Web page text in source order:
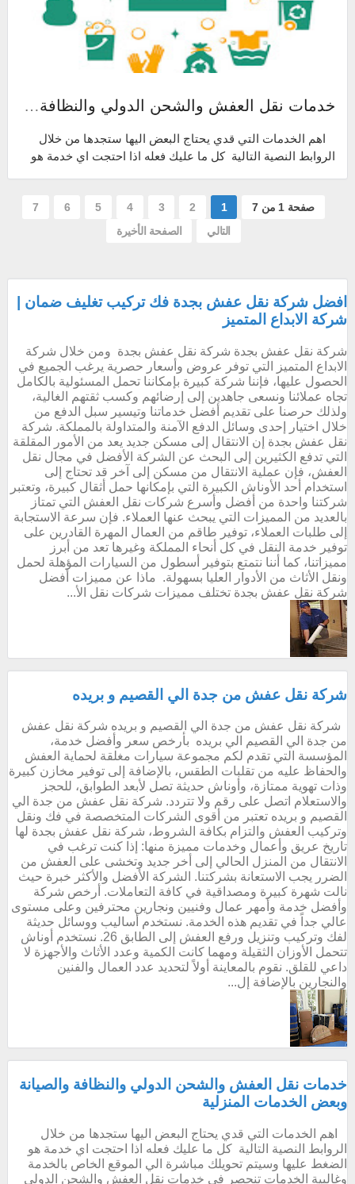
خدمات نقل العفش والشحن الدولي والنظافة والصيانة وبعض الخدمات المنزلية
اهم الخدمات التي قدي يحتاج البعض اليها ستجدها من خلال
الروابط النصية التالية كل ما عليك فعله اذا احتجت اي خدمة هو
صفحة 1 من 7 1
2
3
4
5
6
7
التالي
الصفحة الأخيرة
افضل شركة نقل عفش بجدة فك تركيب تغليف ضمان |
شركة الابداع المتميز
شركة نقل عفش بجدة شركة نقل عفش بجدة ومن خلال شركة
الابداع المتميز التي توفر عروض وأسعار حصرية يرغب الجميع في
الحصول عليها، فإننا شركة كبيرة بإمكاننا تحمل المسئولية بالكامل
تجاه عملائنا ونسعى جاهدين إلى إرضائهم وكسب ثقتهم الغالية،
ولذلك حرصنا على تقديم أفضل خدماتنا وتيسير سبل الدفع من
خلال اختيار إحدى وسائل الدفع الآمنة والمتداولة بالمملكة. شركة
نقل عفش بجدة إن الانتقال إلى مسكن جديد يعد من الأمور المقلقة
التي تدفع الكثيرين إلى البحث عن الشركة الأفضل في مجال نقل
العفش، فإن عملية الانتقال من مسكن إلى آخر قد تحتاج إلى
استخدام أحد الأوناش الكبيرة التي بإمكانها حمل أثقال كبيرة، وتعتبر
شركتنا واحدة من أفضل وأسرع شركات نقل العفش التي تمتاز
بالعديد من المميزات التي يبحث عنها العملاء. فإن سرعة الاستجابة
إلى طلبات العملاء، توفير طاقم من العمال المهرة القادرين على
توفير خدمة النقل في كل أنحاء المملكة وغيرها تعد من أبرز
مميزاتنا، كما أننا نتمتع بتوفير أسطول من السيارات المؤهلة لحمل
ونقل الأثاث من الأدوار العليا بسهولة. ماذا عن مميزات أفضل
شركة نقل عفش بجدة تختلف مميزات شركات نقل الأ...
شركة نقل عفش من جدة الي القصيم و بريده
شركة نقل عفش من جدة الي القصيم و بريده شركة نقل عفش
من جدة الي القصيم الي بريده بأرخص سعر وأفضل خدمة،
المؤسسة التي تقدم لكم مجموعة سيارات مغلقة لحماية العفش
والحفاظ عليه من تقلبات الطقس، بالإضافة إلى توفير مخازن كبيرة
وذات تهوية ممتازة، وأوناش حديثة تصل لأبعد الطوابق، للحجز
والاستعلام اتصل على رقم ولا تتردد. شركة نقل عفش من جدة الي
القصيم و بريده تعتبر من أقوى الشركات المتخصصة في فك ونقل
وتركيب العفش والتزام بكافة الشروط، شركة نقل عفش بجدة لها
تاريخ عريق وأعمال وخدمات مميزة منها: إذا كنت ترغب في
الانتقال من المنزل الحالي إلى أخر جديد وتخشى على العفش من
الضرر يجب الاستعانة بشركتنا. الشركة الأفضل والأكثر خبرة حيث
نالت شهرة كبيرة ومصداقية في كافة التعاملات. أرخص شركة
وأفضل خدمة وأمهر عمال وفنيين ونجارين محترفين وعلى مستوى
عالي جداً في تقديم هذه الخدمة. نستخدم أساليب ووسائل حديثة
لفك وتركيب وتنزيل ورفع العفش إلى الطابق 26. نستخدم أوناش
تتحمل الأوزان الثقيلة ومهما كانت الكمية وعدد الأثاث والأجهزة لا
داعي للقلق. نقوم بالمعاينة أولاً لتحديد عدد العمال والفنين
والنجارين بالإضافة إل...
خدمات نقل العفش والشحن الدولي والنظافة والصيانة
وبعض الخدمات المنزلية
اهم الخدمات التي قدي يحتاج البعض اليها ستجدها من خلال
الروابط النصية التالية كل ما عليك فعله اذا احتجت اي خدمة هو
الضغط عليها وسيتم تحويلك مباشرة الي الموقع الخاص بالخدمة
وغالبية الخدمات تنحصر في خدمات نقل العفش والشحن الدولي